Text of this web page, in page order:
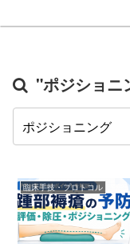
"ポジショニ
臨床手技・プロトコル